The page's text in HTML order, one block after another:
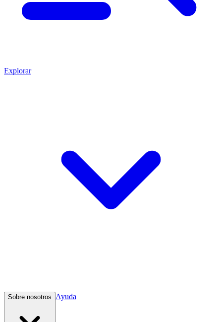
Explorar
Sobre nosotros Ayuda